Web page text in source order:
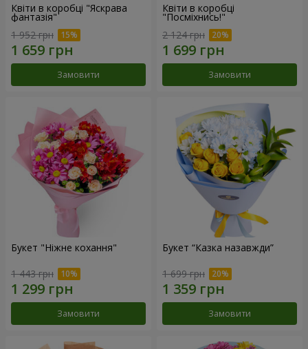
Квіти в коробці "Яскрава
фантазія"
1 952 грн
Замовити
Квіти в коробці
"Посміхнись!"
2 124 грн
Замовити
Букет "Ніжне кохання"
1 443 грн
Замовити
Букет “Казка назавжди”
1 699 грн
Замовити